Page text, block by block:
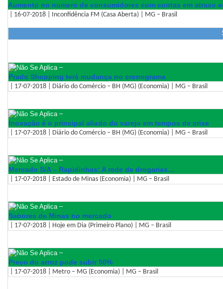
Aumento no numero de consumidores com contas em atraso
| 16-07-2018 | Inconfidência FM (Casa Aberta) | MG – Brasil
–
Prado Shopping terá mudança no cronograma
| 17-07-2018 | Diário do Comércio – BH (MG) (Economia) | MG – Brasil
–
Inovação é o principal aliado do varejo em tempos de crise
| 17-07-2018 | Diário do Comércio – BH (MG) (Economia) | MG – Brasil
–
Mercado S/A – Rapidinhas: A rede de drogarias…
| 17-07-2018 | Estado de Minas (Economia) | MG – Brasil
–
Sabores de Minas no mercado
| 17-07-2018 | Hoje em Dia (Primeiro Plano) | MG – Brasil
–
Preço do arroz pode subir 50%
| 17-07-2018 | Metro – MG (Economia) | MG – Brasil